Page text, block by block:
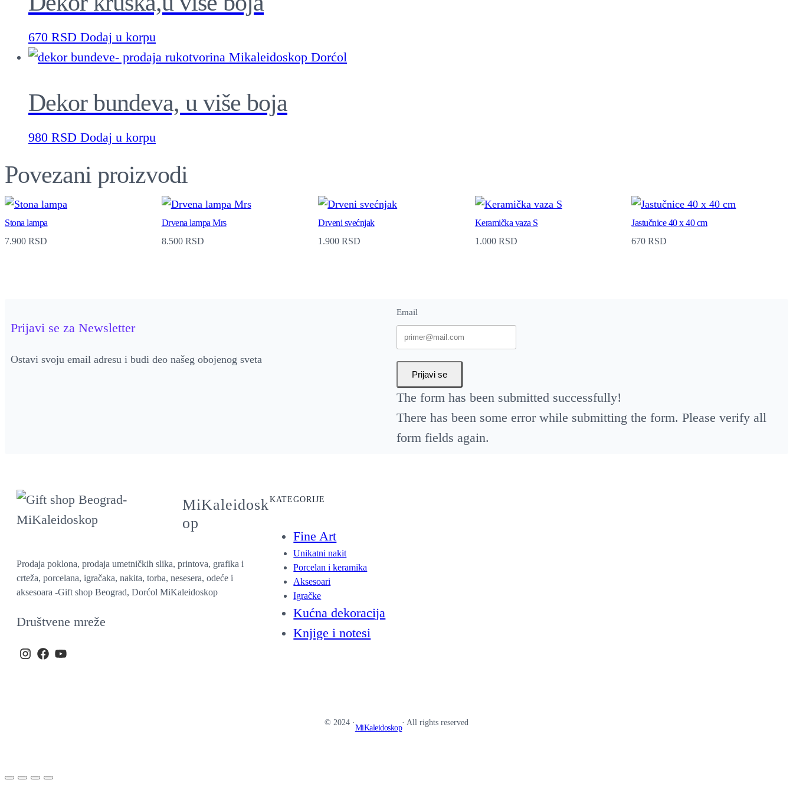
670 RSD Dodaj u korpu
Dekor bundeva, u više boja
980 RSD Dodaj u korpu
Povezani proizvodi
Stona lampa
7.900 RSD
Drvena lampa Mrs
8.500 RSD
Drveni svećnjak
1.900RSD
Keramička vaza S
1.000 RSD
Jastučnice 40 x 40 cm
670RSD
Prijavi se za Newsletter
Ostavi svoju email adresu i budi deo našeg obojenog sveta
Email
Prijavi se
The form has been submitted successfully!
There has been some error while submitting the form. Please verify all
form fields again.
MiKaleidosk
op
Prodaja poklona, prodaja umetničkih slika, printova, grafika i
crteža, porcelana, igračaka, nakita, torba, nesesera, odeće i
aksesoara -Gift shop Beograd, Dorćol MiKaleidoskop
Društvene mreže
KATEGORIJE
Fine Art
Unikatni nakit
Porcelan i keramika
Aksesoari
Igračke
Kućna dekoracija
Knjige i notesi
© 2024 ·
MiKaleidoskop
· All rights reserved